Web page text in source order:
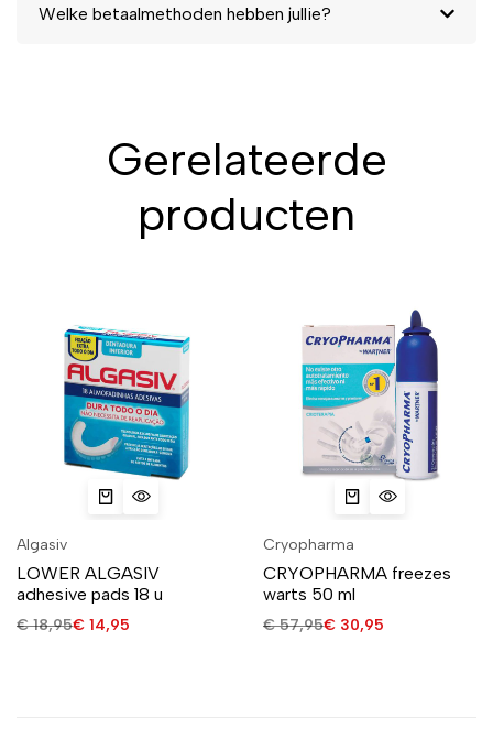
Welke betaalmethoden hebben jullie?
Gerelateerde
producten
Algasiv
LOWER ALGASIV
adhesive pads 18 u
€18,95€ 14,95
Cryopharma
CRYOPHARMA freezes
warts 50 ml
€57,95€ 30,95